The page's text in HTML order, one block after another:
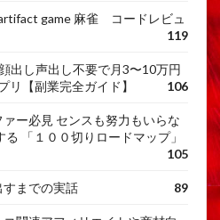
game 麻雀 コードレビュ
119
出し声出し不要で月3〜10万円
リ【副業完全ガイド】
106
ー必見 センスも努力もいらな
「１００切りロードマップ」
105
までの実話 89